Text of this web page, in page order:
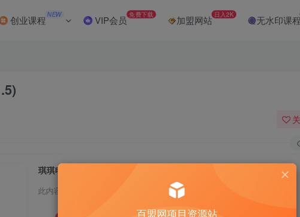
创业课程 NEW VIP会员 免费下载 加盟网站 日入2K 无水印课
琪琪电商·拼多多擎天柱玩法(1.0+1.5)
此内容为付费阅读，请付费后查看
百盟网项目资源站